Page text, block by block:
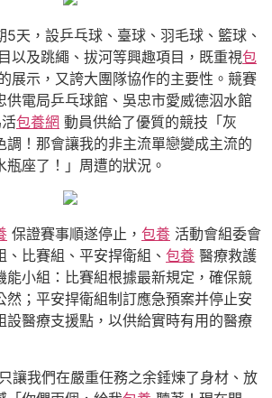
5天，設乒乓球、臺球、羽毛球、籃球、
以及跳繩、拔河等興趣項目，既重視包
展示，又誇大團隊協作的主要性。競賽
供電局乒乓球館、吳忠市愛威德泅水館
包養網 動員供給了優質的競技「灰
調！那會讓我的非主流單戀變成主流的
座了！」周遭的狀況。
保證賽事順遂停止， 包養 活動會組委會
比賽組、平安捍衛組、 包養 醫療救護
能小組：比賽組根據最新規定，確保競
然；平安捍衛組制訂應急預案并停止安
設醫療支援點，以供給實時有用的醫療
讓我們在嚴重任務之余錘煉了身材、放